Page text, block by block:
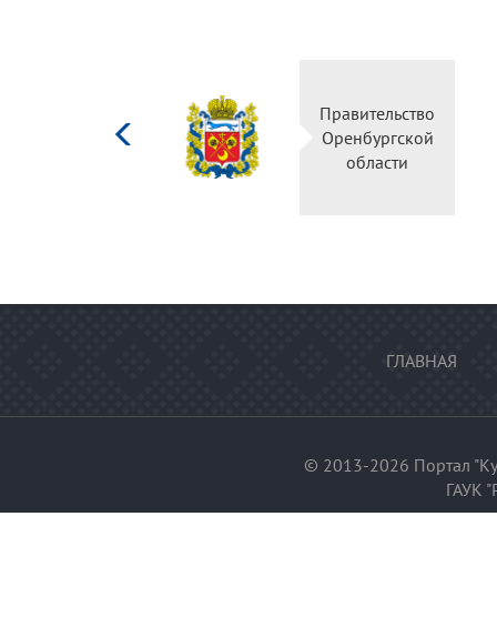
Министерство
культуры
Российской
федерации
ГЛАВНАЯ
© 2013-2026 Портал
ГАУК